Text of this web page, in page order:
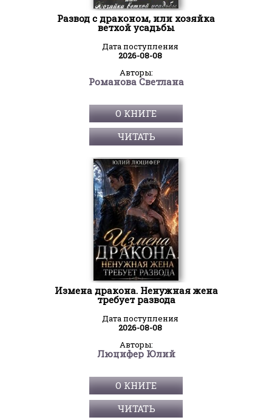
Развод с драконом, или хозяйка
ветхой усадьбы
Дата поступления
2026-08-08
Авторы:
Романова Светлана
О КНИГЕ
ЧИТАТЬ
Измена дракона. Ненужная жена
требует развода
Дата поступления
2026-08-08
Авторы:
Люцифер Юлий
О КНИГЕ
ЧИТАТЬ